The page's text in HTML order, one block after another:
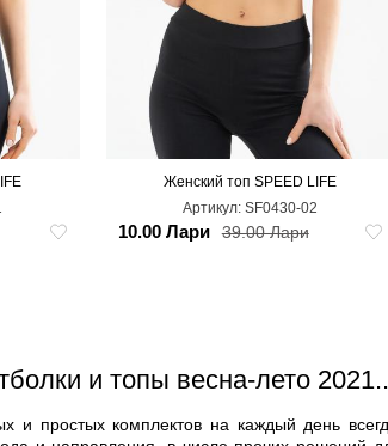
L M S XL XXL
Женский топ SPEED LIFE
Артикул:SF0430-02
10.00 Лари 39.00 Лари
и топы весна-лето
и простых комплектов на каждый день